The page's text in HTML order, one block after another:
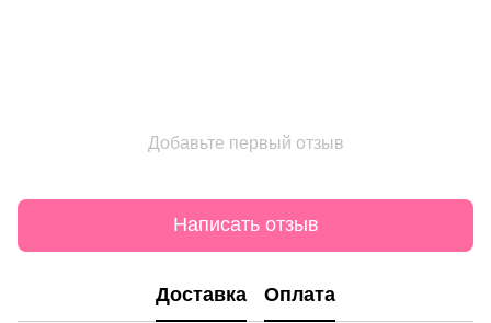
Добавьте первый отзыв
Написать отзыв
Доставка Оплата